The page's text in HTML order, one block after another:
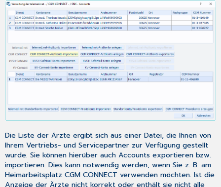
Die Liste der Ärzte ergibt sich aus einer Datei, die Ihnen von
Ihrem Vertriebs- und Servicepartner zur Verfügung gestellt
wurde. Sie können hierüber auch Accounts exportieren bzw.
importieren. Dies kann notwendig werden, wenn Sie z. B. am
Heimarbeitsplatz CGM CONNECT verwenden möchten. Ist die
Anzeige der Ärzte nicht korrekt oder enthält sie nicht alle